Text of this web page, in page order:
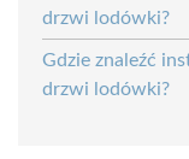
drzwi lodówki?
Gdzie znaleźć
drzwi lodówki?